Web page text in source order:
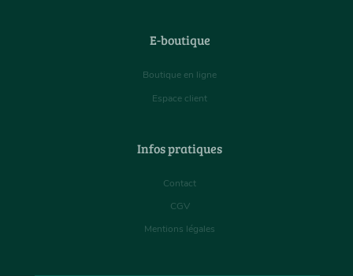
E-boutique
Boutique en ligne
Espace client
Infos pratiques
Contact
CGV
Mentions légales